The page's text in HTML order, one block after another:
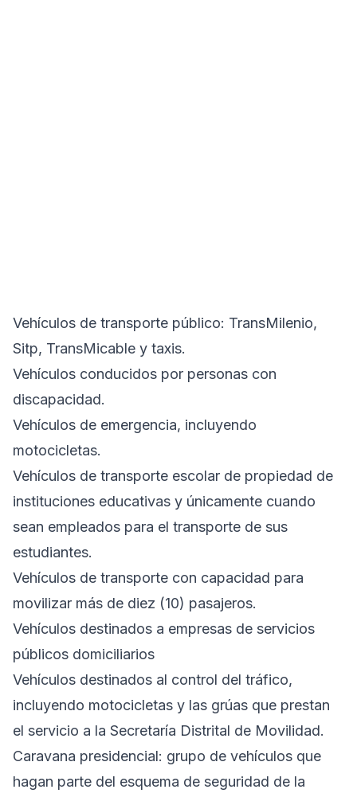
Vehículos de transporte público: TransMilenio,
Sitp, TransMicable y taxis.
Vehículos conducidos por personas con
discapacidad.
Vehículos de emergencia, incluyendo
motocicletas.
Vehículos de transporte escolar de propiedad de
instituciones educativas y únicamente cuando
sean empleados para el transporte de sus
estudiantes.
Vehículos de transporte con capacidad para
movilizar más de diez (10) pasajeros.
Vehículos destinados a empresas de servicios
públicos domiciliarios
Vehículos destinados al control del tráfico,
incluyendo motocicletas y las grúas que prestan
el servicio a la Secretaría Distrital de Movilidad.
Caravana presidencial: grupo de vehículos que
hagan parte del esquema de seguridad de la